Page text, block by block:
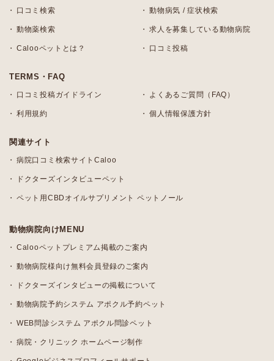
口コミ検索 動物病気 / 症状検索
動物薬検索 求人を募集している動物病院
Calooペットとは？ 口コミ投稿
TERMS・FAQ
口コミ投稿ガイドライン よくあるご質問（FAQ）
利用規約 個人情報保護方針
関連サイト
病院口コミ検索サイトCaloo
ドクターズインタビューペット
ペット用CBDオイルサプリメント ペットノール
動物病院向けMENU
Calooペットプレミアム掲載のご案内
動物病院様向け無料会員登録のご案内
ドクターズインタビューの掲載について
動物病院予約システム アポクル予約ペット
WEB問診システム アポクル問診ペット
病院・クリニック ホームページ制作